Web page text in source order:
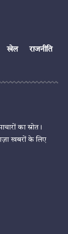
खेल
राजनीति
का स्रोत।
खबरों के लिए